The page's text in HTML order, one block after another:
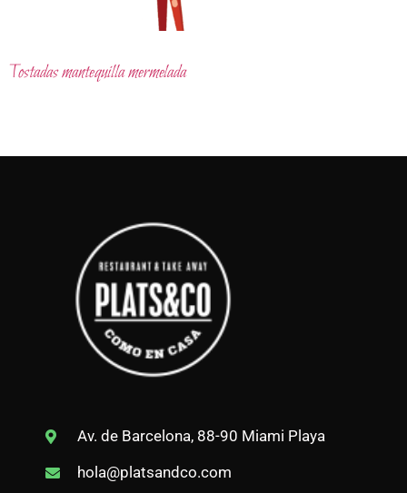
Tostadas mantequilla mermelada
Av. de Barcelona, 88-90 Miami Playa
hola@platsandco.com